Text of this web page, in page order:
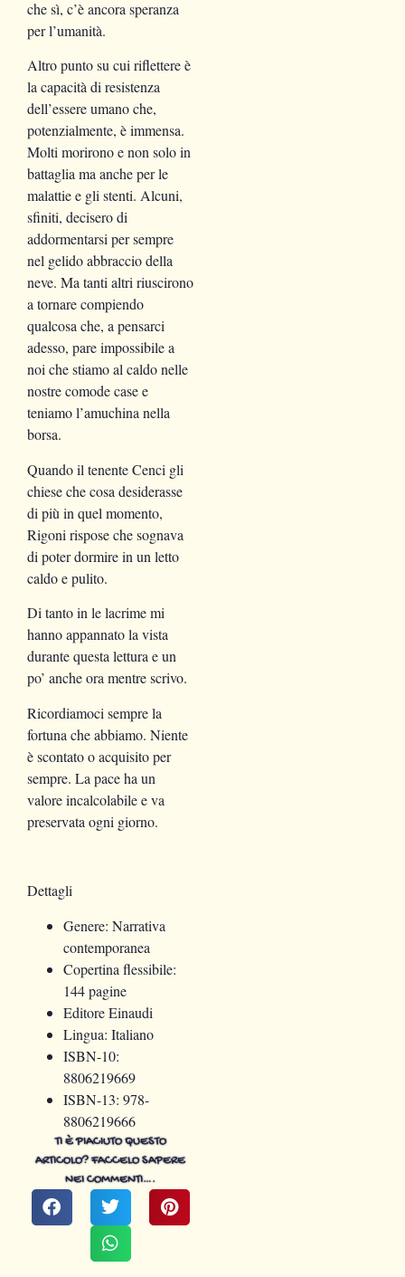
TI È PIACIUTO QUESTO
ARTICOLO? FACCELO SAPERE
NEI COMMENTI….
che sì, c’è ancora speranza
per l’umanità.
Altro punto su cui riflettere è
la capacità di resistenza
dell’essere umano che,
potenzialmente, è immensa.
Molti morirono e non solo in
battaglia ma anche per le
malattie e gli stenti. Alcuni,
sfiniti, decisero di
addormentarsi per sempre
nel gelido abbraccio della
neve. Ma tanti altri riuscirono
a tornare compiendo
qualcosa che, a pensarci
adesso, pare impossibile a
noi che stiamo al caldo nelle
nostre comode case e
teniamo l’amuchina nella
borsa.
Quando il tenente Cenci gli
chiese che cosa desiderasse
di più in quel momento,
Rigoni rispose che sognava
di poter dormire in un letto
caldo e pulito.
Di tanto in le lacrime mi
hanno appannato la vista
durante questa lettura e un
po’ anche ora mentre scrivo.
Ricordiamoci sempre la
fortuna che abbiamo. Niente
è scontato o acquisito per
sempre. La pace ha un
valore incalcolabile e va
preservata ogni giorno.
Dettagli
Genere: Narrativa
contemporanea
Copertina flessibile:
144 pagine
Editore Einaudi
Lingua: Italiano
ISBN-10:
8806219669
ISBN-13: 978-
8806219666